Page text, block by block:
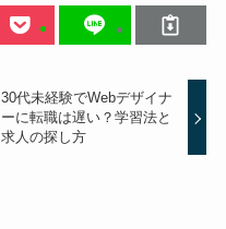
30代未経験でWebデザイナ
ーに転職は遅い？学習法と
求人の探し方